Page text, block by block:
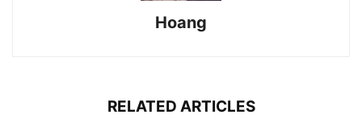
Hoang
RELATED ARTICLES